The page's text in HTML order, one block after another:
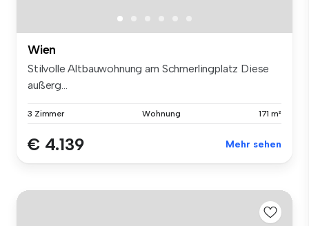
Wien
Stilvolle Altbauwohnung am Schmerlingplatz Diese
außerg...
3 Zimmer Wohnung 171 m²
€ 4.139 Mehr sehen